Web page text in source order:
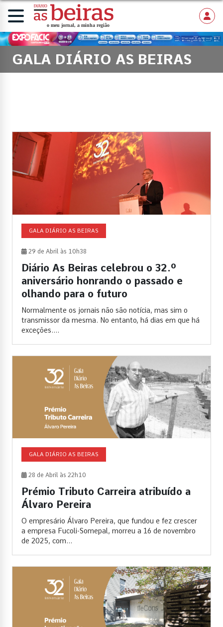
GALA DIÁRIO AS BEIRAS
GALA DIÁRIO AS BEIRAS
29 de Abril às 10h38
Diário As Beiras celebrou o 32.º
aniversário honrando o passado e
olhando para o futuro
Normalmente os jornais não são notícia, mas sim o
transmissor da mesma. No entanto, há dias em que há
exceções....
GALA DIÁRIO AS BEIRAS
28 de Abril às 22h10
Prémio Tributo Carreira atribuído a
Álvaro Pereira
O empresário Álvaro Pereira, que fundou e fez crescer
a empresa Fucoli-Somepal, morreu a 16 de novembro
de 2025, com...